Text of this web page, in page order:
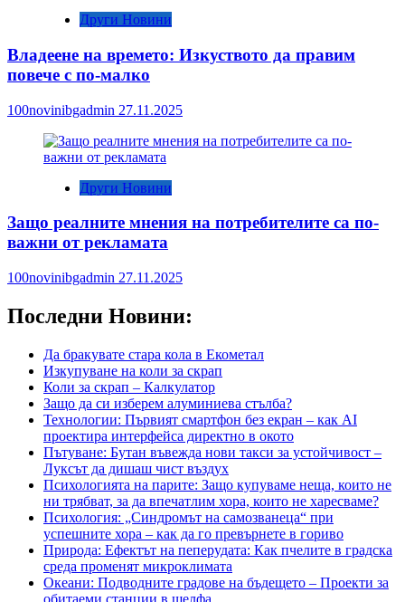
Други Новини
Владеене на времето: Изкуството да правим
повече с по-малко
100novinibgadmin 27.11.2025
Други Новини
Защо реалните мнения на потребителите са по-
важни от рекламата
100novinibgadmin 27.11.2025
Последни Новини:
Да бракувате стара кола в Екометал
Изкупуване на коли за скрап
Коли за скрап – Калкулатор
Защо да си изберем алуминиева стълба?
Технологии: Първият смартфон без екран – как AI
проектира интерфейса директно в окото
Пътуване: Бутан въвежда нови такси за устойчивост –
Луксът да дишаш чист въздух
Психологията на парите: Защо купуваме неща, които не
ни трябват, за да впечатлим хора, които не харесваме?
Психология: „Синдромът на самозванеца“ при
успешните хора – как да го превърнете в гориво
Природа: Ефектът на пеперудата: Как пчелите в градска
среда променят микроклимата
Океани: Подводните градове на бъдещето – Проекти за
обитаеми станции в шелфа